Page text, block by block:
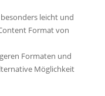
leicht und
Format von
Formaten und
Möglichkeit